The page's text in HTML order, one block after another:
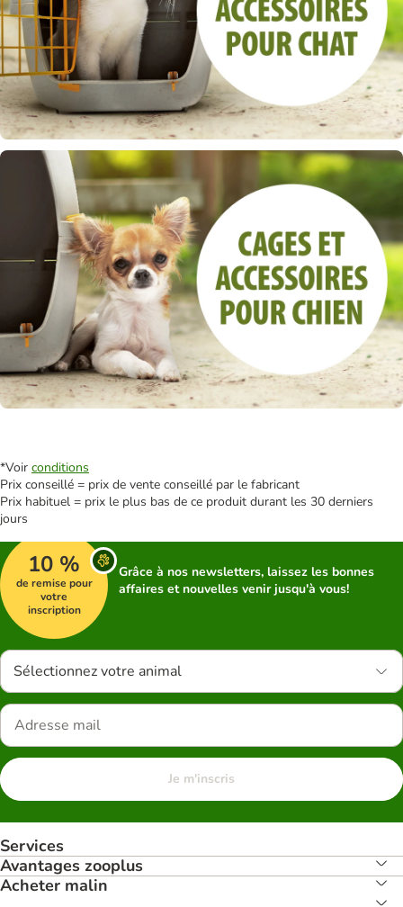
*Voir conditions
Prix conseillé = prix de vente conseillé par le fabricant
Prix habituel = prix le plus bas de ce produit durant les 30 derniers
jours
10 %
de remise pour
votre
inscription
Grâce à nos newsletters, laissez les bonnes
affaires et nouvelles venir jusqu'à vous!
Sélectionnez votre animal
Je m'inscris
Services
Avantages zooplus
Acheter malin